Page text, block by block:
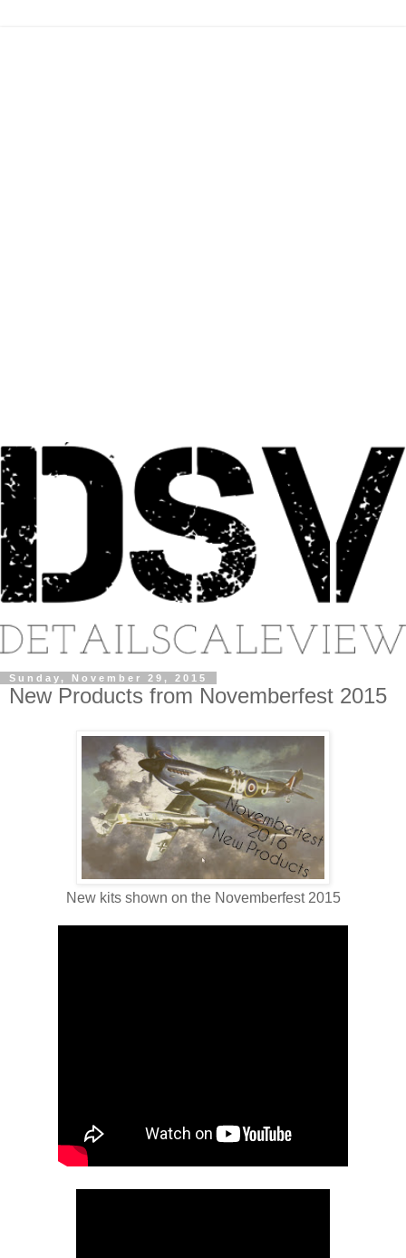
Sunday, November 29, 2015
New Products from Novemberfest 2015
New kits shown on the Novemberfest 2015